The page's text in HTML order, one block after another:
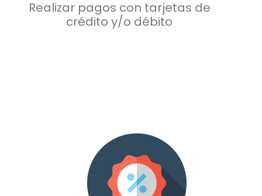
Realizar pagos con tarjetas de
crédito y/o débito